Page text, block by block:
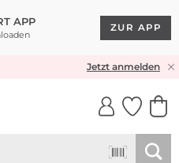
APP
ZUR APP
& RÜCKVERSANDJetzt anmelden